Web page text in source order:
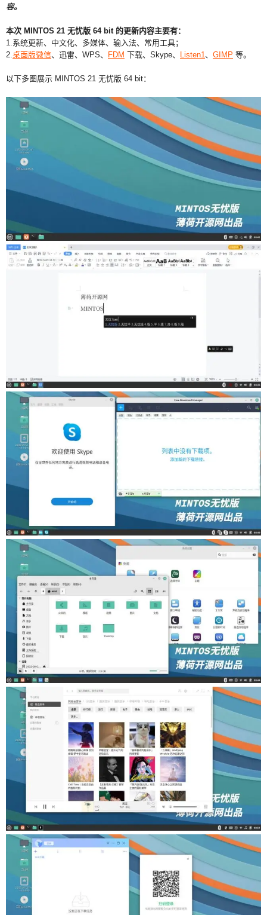
容。
本次 MINTOS 21 无忧版 64 bit 的更新内容主要有：
1.系统更新、中文化、多媒体、输入法、常用工具；
2. 桌面版微信、迅雷、WPS、 FDM 下载、Skype、 Listen1 、 GIMP 等。
以下多图展示 MINTOS 21 无忧版 64 bit：